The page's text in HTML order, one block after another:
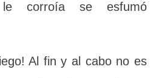
corroía se esfumó
Al fin y al cabo no es